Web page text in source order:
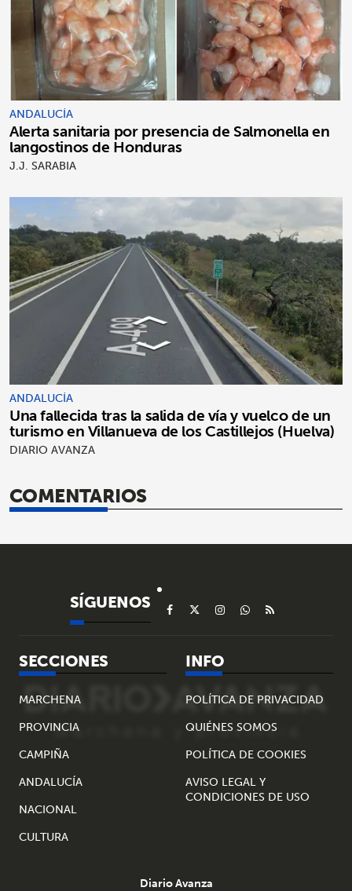
ANDALUCÍA
Alerta sanitaria por presencia de Salmonella en
langostinos de Honduras
J.J. SARABIA
ANDALUCÍA
Una fallecida tras la salida de vía y vuelco de un
turismo en Villanueva de los Castillejos (Huelva)
DIARIO AVANZA
COMENTARIOS
SÍGUENOS
SECCIONES
MARCHENA
PROVINCIA
CAMPIÑA
ANDALUCÍA
NACIONAL
CULTURA
INFO
POLÍTICA DE PRIVACIDAD
QUIÉNES SOMOS
POLÍTICA DE COOKIES
AVISO LEGAL Y
CONDICIONES DE USO
Diario Avanza